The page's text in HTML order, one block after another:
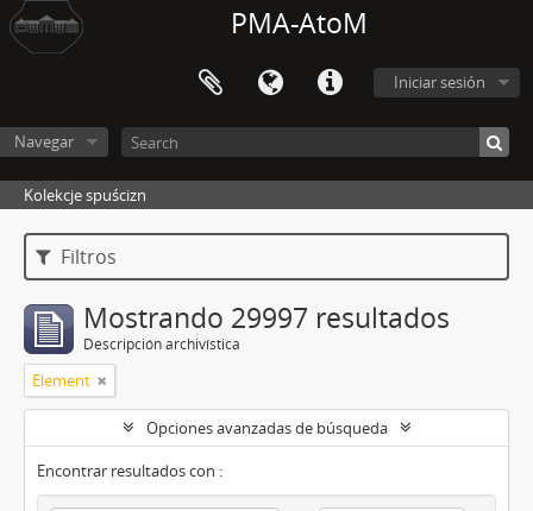
PMA-AtoM
Iniciar sesión
Navegar
Kolekcje spuścizn
Filtros
Mostrando 29997 resultados
Descripción archivística
Element
Opciones avanzadas de búsqueda
Encontrar resultados con :